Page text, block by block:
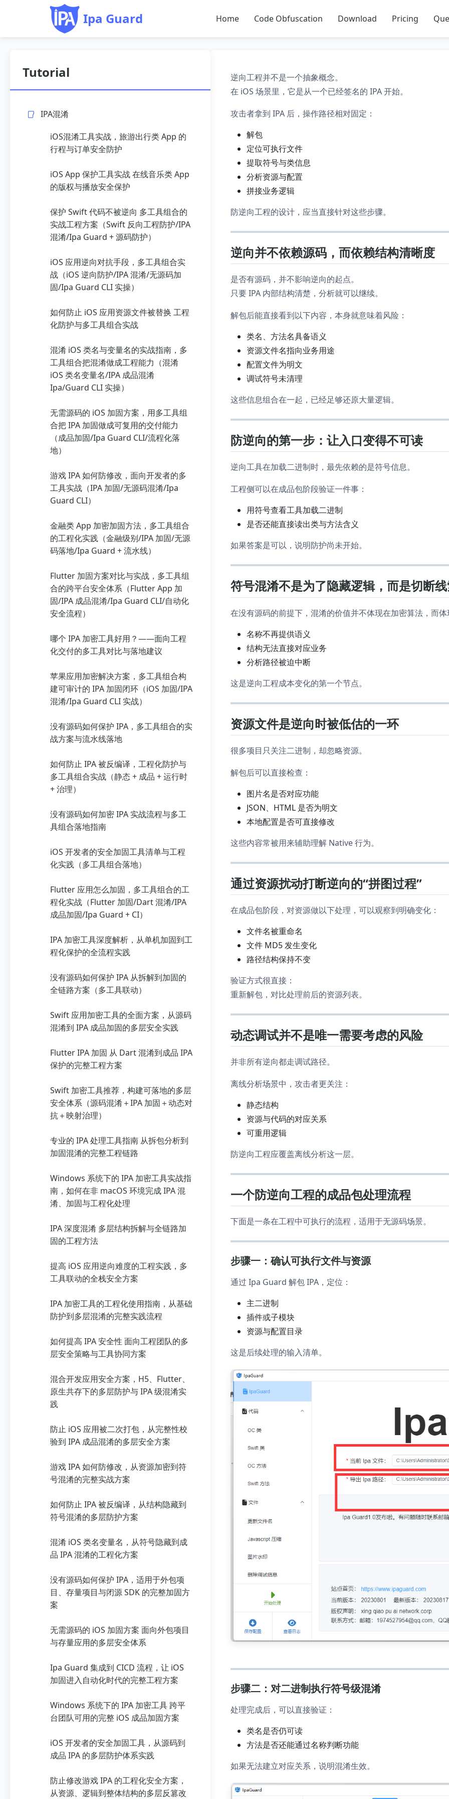
Ipa Guard Home Code Obfuscation Download Pricing
Tutorial
IPA混淆
iOS混淆工具实战，旅游出行类 App 的
行程与订单安全防护
iOS App 保护工具实战 在线音乐类 App
的版权与播放安全保护
保护 Swift 代码不被逆向 多工具组合的
实战工程方案（Swift 反向工程防护/IPA
混淆/Ipa Guard + 源码防护）
iOS 应用逆向对抗手段，多工具组合实
战（iOS 逆向防护/IPA 混淆/无源码加
固/Ipa Guard CLI 实操）
如何防止 iOS 应用资源文件被替换 工程
化防护与多工具组合实战
混淆 iOS 类名与变量名的实战指南，多
工具组合把混淆做成工程能力（混淆
iOS 类名变量名/IPA 成品混淆
Ipa/Guard CLI 实操）
无需源码的 iOS 加固方案，用多工具组
合把 IPA 加固做成可复用的交付能力
（成品加固/Ipa Guard CLI/流程化落
地）
游戏 IPA 如何防修改，面向开发者的多
工具实战（IPA 加固/无源码混淆/Ipa
Guard CLI）
金融类 App 加密加固方法，多工具组合
的工程化实践（金融级别/IPA 加固/无源
码落地/Ipa Guard + 流水线）
Flutter 加固方案对比与实战，多工具组
合的跨平台安全体系（Flutter App 加
固/IPA 成品混淆/Ipa Guard CLI/自动化
安全流程）
哪个 IPA 加密工具好用？——面向工程
化交付的多工具对比与落地建议
苹果应用加密解决方案，多工具组合构
建可审计的 IPA 加固闭环（iOS 加固/IPA
混淆/Ipa Guard CLI 实战）
没有源码如何保护 IPA，多工具组合的实
战方案与流水线落地
如何防止 IPA 被反编译，工程化防护与
多工具组合实战（静态 + 成品 + 运行时
+ 治理）
没有源码如何加密 IPA 实战流程与多工
具组合落地指南
iOS 开发者的安全加固工具清单与工程
化实践（多工具组合落地）
Flutter 应用怎么加固，多工具组合的工
程化实战（Flutter 加固/Dart 混淆/IPA
成品加固/Ipa Guard + CI）
IPA 加密工具深度解析，从单机加固到工
程化保护的全流程实践
没有源码如何保护 IPA 从拆解到加固的
全链路方案（多工具联动）
Swift 应用加密工具的全面方案，从源码
混淆到 IPA 成品加固的多层安全实践
Flutter IPA 加固 从 Dart 混淆到成品 IPA
保护的完整工程方案
Swift 加密工具推荐，构建可落地的多层
安全体系（源码混淆＋IPA 加固＋动态对
抗＋映射治理）
专业的 IPA 处理工具指南 从拆包分析到
加固混淆的完整工程链路
Windows 系统下的 IPA 加密工具实战指
南，如何在非 macOS 环境完成 IPA 混
淆、加固与工程化处理
IPA 深度混淆 多层结构拆解与全链路加
固的工程方法
提高 iOS 应用逆向难度的工程实践，多
工具联动的全栈安全方案
IPA 加密工具的工程化使用指南，从基础
防护到多层混淆的完整实践流程
如何提高 IPA 安全性 面向工程团队的多
层安全策略与工具协同方案
混合开发应用安全方案，H5、Flutter、
原生共存下的多层防护与 IPA 级混淆实
践
防止 iOS 应用被二次打包，从完整性校
验到 IPA 成品混淆的多层安全方案
游戏 IPA 如何防修改，从资源加密到符
号混淆的完整实战方案
如何防止 IPA 被反编译，从结构隐藏到
符号混淆的多层防护方案
混淆 iOS 类名变量名，从符号隐藏到成
品 IPA 混淆的工程化方案
没有源码如何保护 IPA，适用于外包项
目、存量项目与闭源 SDK 的完整加固方
案
无需源码的 iOS 加固方案 面向外包项目
与存量应用的多层安全体系
Ipa Guard 集成到 CICD 流程，让 iOS
加固进入自动化时代的完整工程方案
Windows 系统下的 IPA 加密工具 跨平
台团队可用的完整 iOS 成品加固方案
iOS 开发者的安全加固工具，从源码到
成品 IPA 的多层防护体系实践
防止修改游戏 IPA 的工程化安全方案，
从资源、逻辑到整体结构的多层反篡改
逆向工程并不是一个抽象概念。
在 iOS 场景里，它是从一个已经签名的 IPA 开始。
攻击者拿到 IPA 后，操作路径相对固定：
解包
定位可执行文件
提取符号与类信息
分析资源与配置
拼接业务逻辑
防逆向工程的设计，应当直接针对这些步骤。
逆向并不依赖源码，而依赖结构清晰度
是否有源码，并不影响逆向的起点。
只要 IPA 内部结构清楚，分析就可以继续。
解包后能直接看到以下内容，本身就意味着风险：
类名、方法名具备语义
资源文件名指向业务用途
配置文件为明文
调试符号未清理
这些信息组合在一起，已经足够还原大量逻辑。
防逆向的第一步：让入口变得不可读
逆向工具在加载二进制时，最先依赖的是符号信息。
工程侧可以在成品包阶段验证一件事：
用符号查看工具加载二进制
是否还能直接读出类与方法含义
如果答案是可以，说明防护尚未开始。
符号混淆不是为了隐藏逻辑，而是切断
在没有源码的前提下，混淆的价值并不体现在加密算法，而体
名称不再提供语义
结构无法直接对应业务
分析路径被迫中断
这是逆向工程成本变化的第一个节点。
资源文件是逆向时被低估的一环
很多项目只关注二进制，却忽略资源。
解包后可以直接检查：
图片名是否对应功能
JSON、HTML 是否为明文
本地配置是否可直接修改
这些内容常被用来辅助理解 Native 行为。
通过资源扰动打断逆向的“拼图过程”
在成品包阶段，对资源做以下处理，可以观察到明确变化：
文件名被重命名
文件 MD5 发生变化
路径结构保持不变
验证方式很直接：
重新解包，对比处理前后的资源列表。
动态调试并不是唯一需要考虑的风险
并非所有逆向都走调试路径。
离线分析场景中，攻击者更关注：
静态结构
资源与代码的对应关系
可重用逻辑
防逆向工程应覆盖离线分析这一层。
一个防逆向工程的成品包处理流程
下面是一条在工程中可执行的流程，适用于无源码场景。
步骤一：确认可执行文件与资源
通过 Ipa Guard 解包 IPA，定位：
主二进制
插件或子模块
资源与配置目录
这是后续处理的输入清单。
步骤二：对二进制执行符号级混淆
处理完成后，可以直接验证：
类名是否仍可读
方法是否还能通过名称判断功能
如果无法建立对应关系，说明混淆生效。